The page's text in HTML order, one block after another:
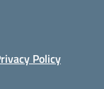
Policy